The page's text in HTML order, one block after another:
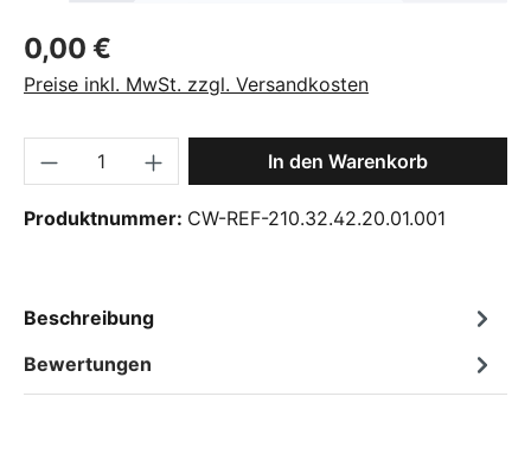
Regulärer Preis:
0,00 €
Preise inkl. MwSt. zzgl. Versandkosten
Produkt Anzahl: Gib den gewünschten
In den Warenkorb
Produktnummer: CW-REF-210.32.42.20.01.001
Beschreibung
Bewertungen